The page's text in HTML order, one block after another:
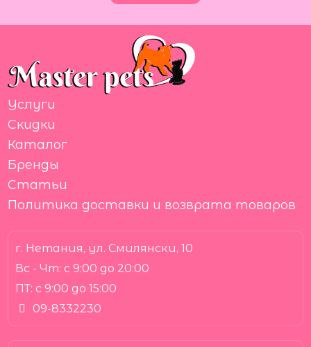
г. Нетания, ул. Смилянски, 10
Вс - Чт: с 9:00 до 20:00
ПТ: с 9:00 до 15:00
09-8332230
Услуги
Скидки
Каталог
Бренды
Статьи
Политика доставки и возврата товаров